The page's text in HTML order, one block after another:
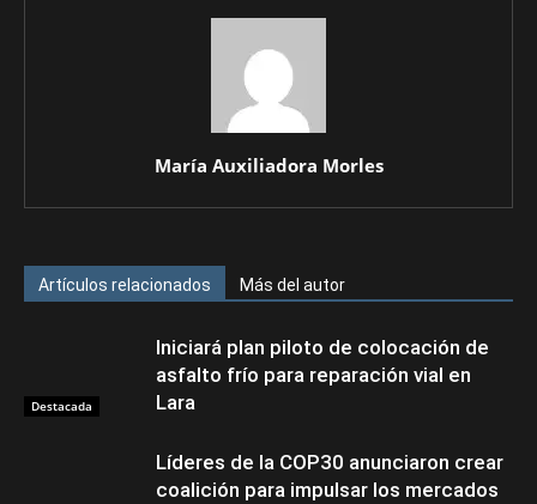
María Auxiliadora Morles
Artículos relacionados Más del autor
Destacada
Iniciará plan piloto de colocación de
asfalto frío para reparación vial en
Lara
Líderes de la COP30 anunciaron crear
coalición para impulsar los mercados